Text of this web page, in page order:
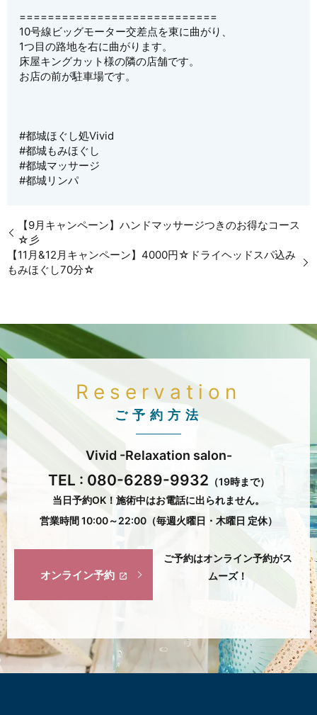
============================
10号線ビッグモーター交差点を東に曲がり、
1つ目の路地を右に曲がります。
床屋キングカット様の隣の店舗です。
お店の前が駐車場です。
#都城ほぐし処Vivid
#都城もみほぐし
#都城マッサージ
#都城リンパ
【9月キャンペーン】ハンドマッサージつきのお得なコース
☆彡
【11月&12月キャンペーン】4000円☆ドライヘッドスパ込み
もみほぐし70分☆
Reservation
ご予約方法
Vivid -Relaxation salon-
TEL : 080-6289-9932 （19時まで）
当日予約OK！施術中はお電話に出られません。
営業時間 10:00～22:00（毎週火曜日・木曜日 定休）
オンライン予約
ご予約はオンライン予約がス
ムーズ！